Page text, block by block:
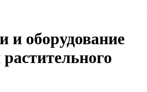
и оборудование